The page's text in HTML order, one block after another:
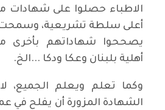
الاطباء حصلوا على شهادات
أعلى سلطة تشريعية، وسمحت
يصححوا شهاداتهم بأخرى
أهلية بلبنان وعكا ودكا ...الخ.
وكما تعلم ويعلم
الشهادة المزورة أن يفلح في